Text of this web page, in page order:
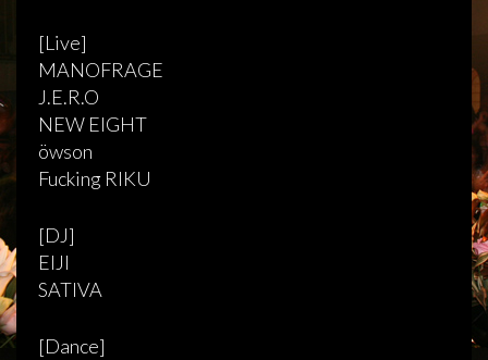
[Live]
MANOFRAGE
J.E.R.O
NEW EIGHT
öwson
Fucking RIKU
[DJ]
EIJI
SATIVA
[Dance]